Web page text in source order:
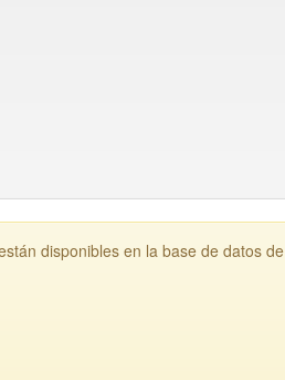
disponibles en la base de datos de